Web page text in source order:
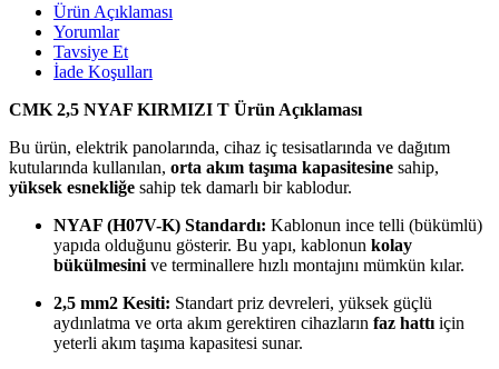
Ürün Açıklaması
Yorumlar
Tavsiye Et
İade Koşulları
CMK 2,5 NYAF KIRMIZI T Ürün Açıklaması
Bu ürün, elektrik panolarında, cihaz iç tesisatlarında ve dağıtım
kutularında kullanılan, orta akım taşıma kapasitesine sahip,
yüksek esnekliğe sahip tek damarlı bir kablodur.
NYAF (H07V-K) Standardı: Kablonun ince telli (bükümlü)
yapıda olduğunu gösterir. Bu yapı, kablonun kolay
bükülmesini ve terminallere hızlı montajını mümkün kılar.
2,5 mm2 Kesiti: Standart priz devreleri, yüksek güçlü
aydınlatma ve orta akım gerektiren cihazların faz hattı için
yeterli akım taşıma kapasitesi sunar.